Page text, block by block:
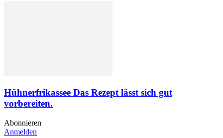
Hühnerfrikassee Das Rezept lässt sich gut
vorbereiten.
Abonnieren
Anmelden